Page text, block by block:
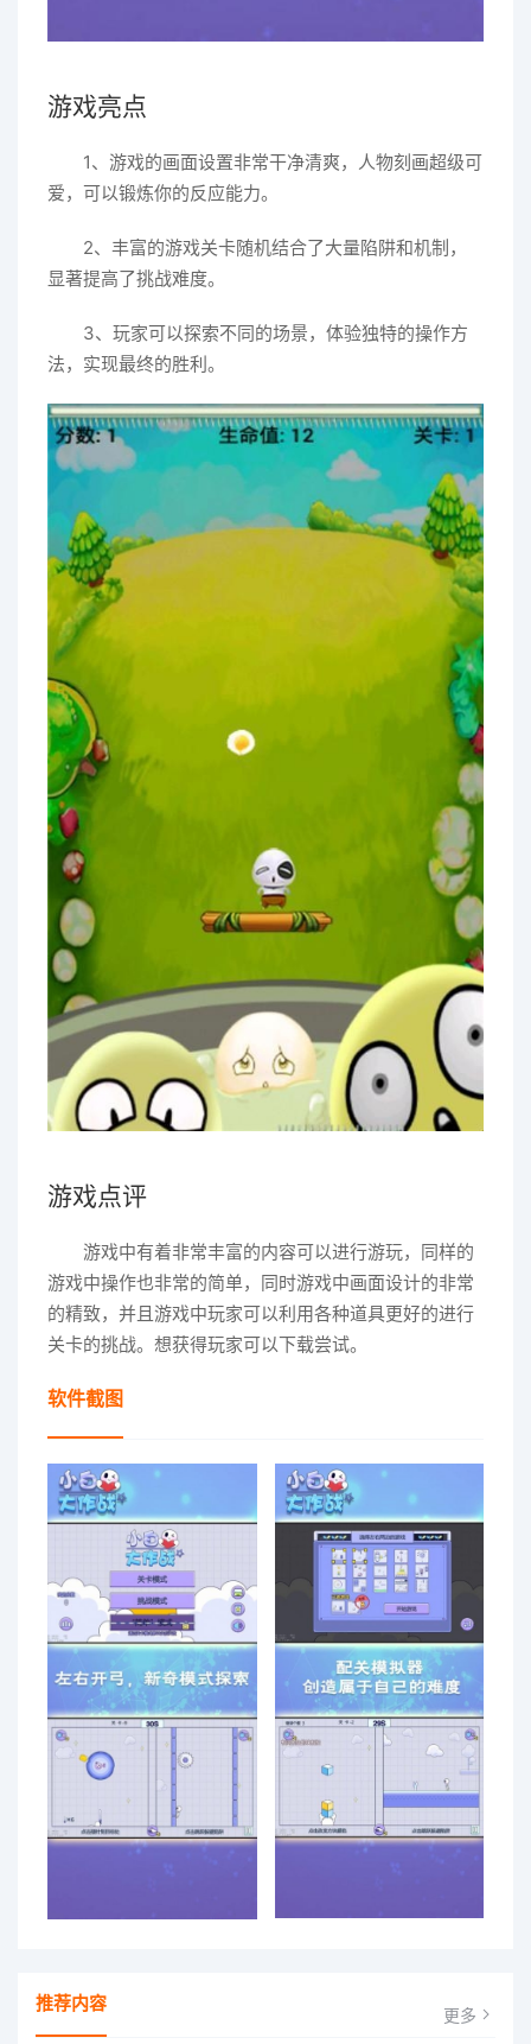
游戏亮点
1、游戏的画面设置非常干净清爽，人物刻画超级可
爱，可以锻炼你的反应能力。
2、丰富的游戏关卡随机结合了大量陷阱和机制，
显著提高了挑战难度。
3、玩家可以探索不同的场景，体验独特的操作方
法，实现最终的胜利。
游戏点评
游戏中有着非常丰富的内容可以进行游玩，同样的
游戏中操作也非常的简单，同时游戏中画面设计的非常
的精致，并且游戏中玩家可以利用各种道具更好的进行
关卡的挑战。想获得玩家可以下载尝试。
软件截图
推荐内容 更多